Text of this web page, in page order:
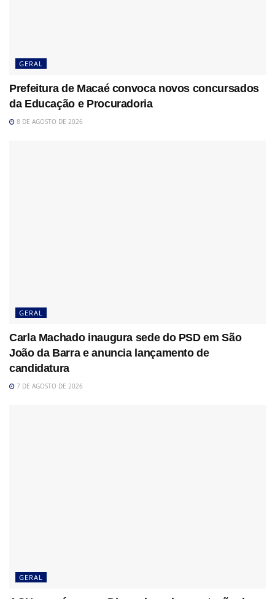
GERAL
Prefeitura de Macaé convoca novos concursados
da Educação e Procuradoria
8 DE AGOSTO DE 2026
GERAL
Carla Machado inaugura sede do PSD em São
João da Barra e anuncia lançamento de
candidatura
7 DE AGOSTO DE 2026
GERAL